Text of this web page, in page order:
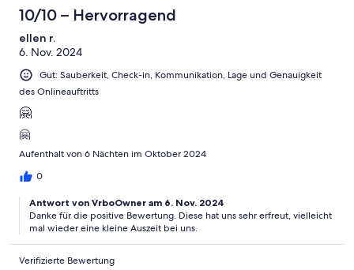
10/10 – Hervorragend
ellen r.
6. Nov. 2024
Gut: Sauberkeit, Check-in, Kommunikation, Lage und Genauigkeit
des Onlineauftritts
🤗
🤗
Aufenthalt von 6 Nächten im Oktober 2024
0
Antwort von VrboOwner am 6. Nov. 2024
Danke für die positive Bewertung. Diese hat uns sehr erfreut, vielleicht
mal wieder eine kleine Auszeit bei uns.
Verifizierte Bewertung